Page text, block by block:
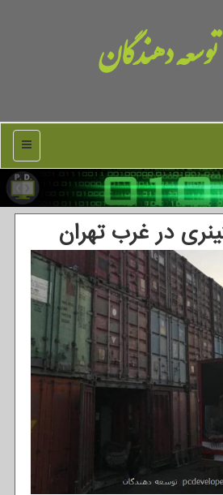
توسعه دهندگان
منو
در غرب تهران